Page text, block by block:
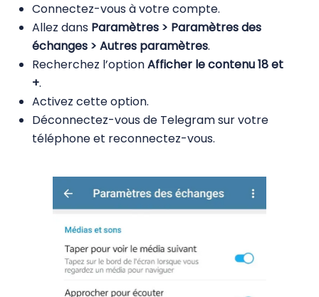
Connectez-vous à votre compte.
Allez dans Paramètres > Paramètres des
échanges > Autres paramètres.
Recherchez l’optionAfficher le contenu 18 et
+.
Activez cette option.
Déconnectez-vous de Telegram sur votre
téléphone et reconnectez-vous.